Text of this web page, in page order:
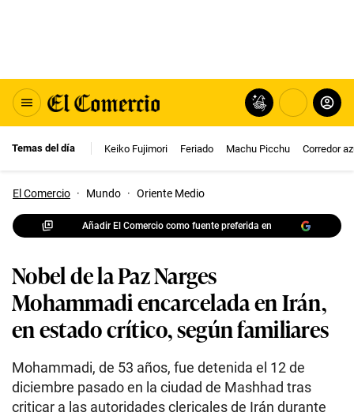
Temas del día Keiko Fujimori Feriado Machu Picchu Corredor
El Comercio · Mundo · Oriente Medio
Añadir El Comercio como fuente preferida en
Nobel de la Paz Narges
Mohammadi encarcelada en Irán,
en estado crítico, según familiares
Mohammadi, de 53 años, fue detenida el 12 de
diciembre pasado en la ciudad de Mashhad tras
criticar a las autoridades clericales de Irán durante